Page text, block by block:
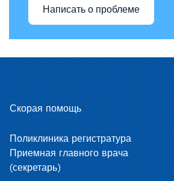
Написать о проблеме
Скорая помощь
Поликлиника регистратура
Приемная главного врача
(секретарь)